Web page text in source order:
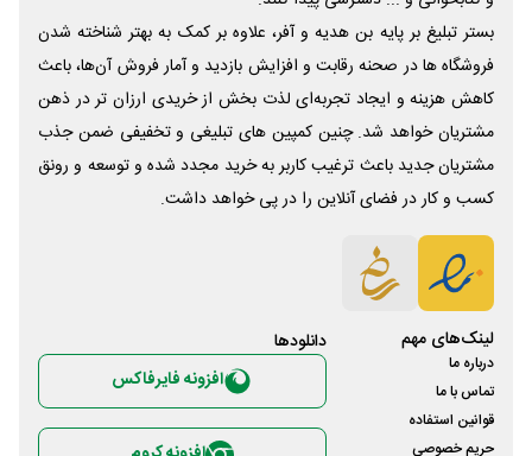
بستر تبلیغ بر پایه بن هدیه و آفر، علاوه بر کمک به بهتر شناخته شدن
فروشگاه ها در صحنه رقابت و افزایش بازدید و آمار فروش آن‌ها، باعث
کاهش هزینه و ایجاد تجربه‌ای لذت بخش از خریدی ارزان تر در ذهن
مشتریان خواهد شد. چنین کمپین های تبلیغی و تخفیفی ضمن جذب
مشتریان جدید باعث ترغیب کاربر به خرید مجدد شده و توسعه و رونق
کسب و کار در فضای آنلاین را در پی خواهد داشت.
لینک‌های مهم
درباره ما
تماس با ما
قوانین استفاده
حریم خصوصی
دانلود‌ها
افزونه فایرفاکس